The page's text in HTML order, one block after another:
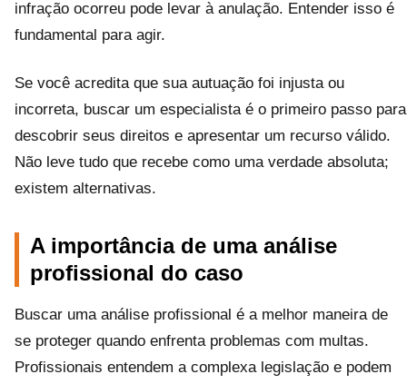
infração ocorreu pode levar à anulação. Entender isso é
fundamental para agir.
Se você acredita que sua autuação foi injusta ou
incorreta, buscar um especialista é o primeiro passo para
descobrir seus direitos e apresentar um recurso válido.
Não leve tudo que recebe como uma verdade absoluta;
existem alternativas.
A importância de uma análise
profissional do caso
Buscar uma análise profissional é a melhor maneira de
se proteger quando enfrenta problemas com multas.
Profissionais entendem a complexa legislação e podem